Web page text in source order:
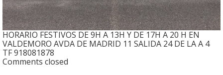
HORARIO FESTIVOS DE 9H A 13H Y DE 17H A 20 H EN
VALDEMORO AVDA DE MADRID 11 SALIDA 24 DE LA A 4
TF 918081878
Comments closed